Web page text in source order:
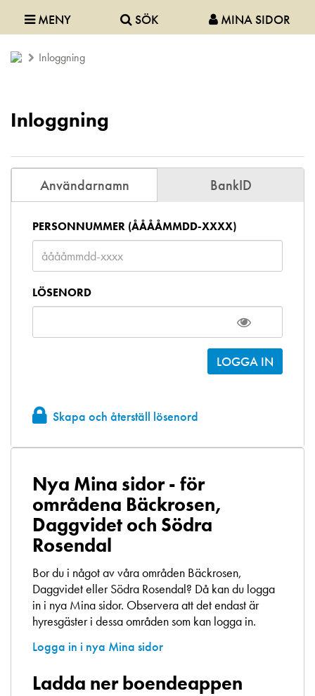
MENY SÖK MINA SIDOR
Inloggning
Inloggning
Användarnamn BankID
PERSONNUMMER (ÅÅÅÅMMDD-XXXX)
LÖSENORD
Skapa och återställ lösenord
Nya Mina sidor - för
områdena Bäckrosen,
Daggvidet och Södra
Rosendal
Bor du i något av våra områden Bäckrosen,
Daggvidet eller Södra Rosendal? Då kan du logga
in i nya Mina sidor. Observera att det endast är
hyresgäster i dessa områden som kan logga in.
Logga in i nya Mina sidor
Ladda ner boendeappen